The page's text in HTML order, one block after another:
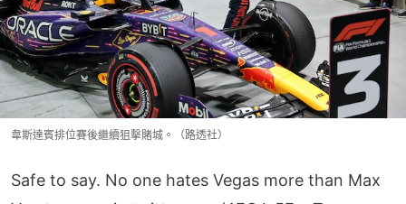
韋斯達賓排位賽後繼續狙擊賭城。（路透社）
Safe to say. No one hates Vegas more than Max